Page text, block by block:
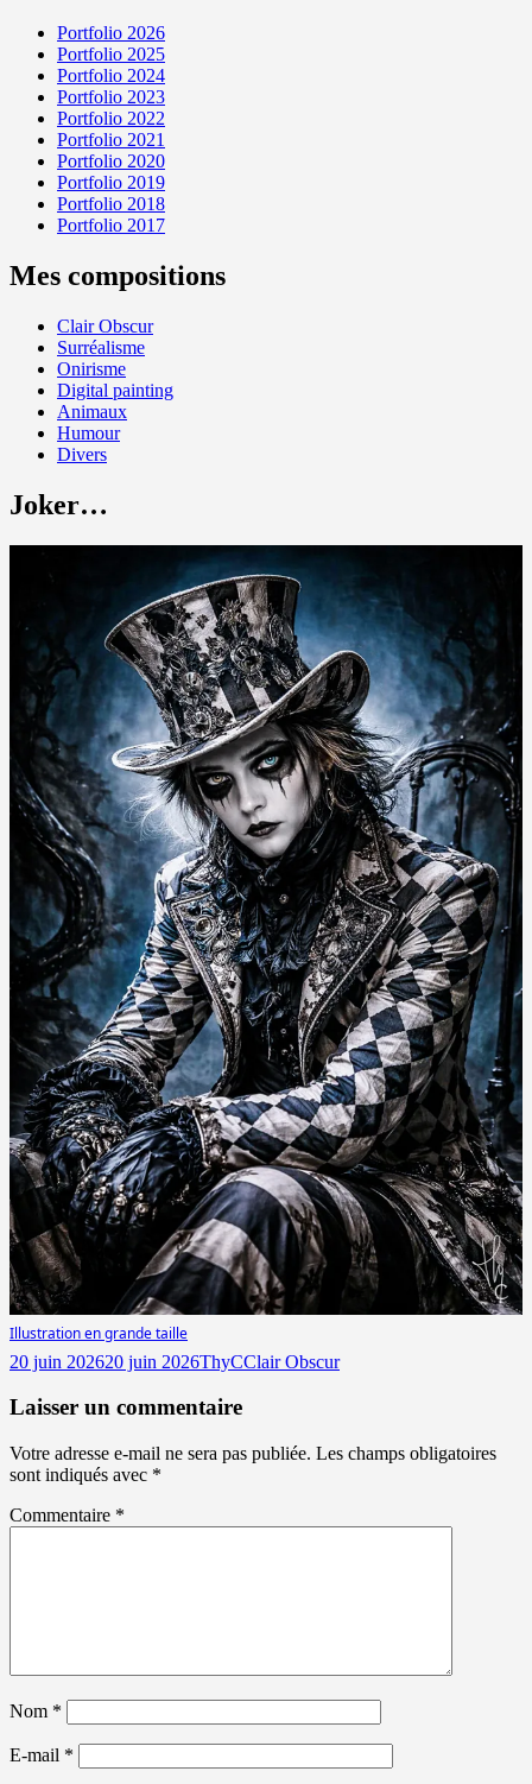
Portfolio 2026
Portfolio 2025
Portfolio 2024
Portfolio 2023
Portfolio 2022
Portfolio 2021
Portfolio 2020
Portfolio 2019
Portfolio 2018
Portfolio 2017
Mes compositions
Clair Obscur
Surréalisme
Onirisme
Digital painting
Animaux
Humour
Divers
Joker…
Illustration en grande taille
Publié
20 juin 202620 juin 2026Auteur
ThyCCatégories
Clair Obscur
Laisser un commentaire
Votre adresse e-mail ne sera pas publiée. Les champs obligatoires
sont indiqués avec *
Commentaire *
Nom *
E-mail *